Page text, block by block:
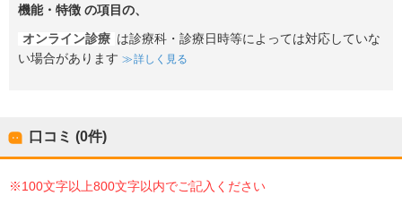
機能・特徴 の項目の、
オンライン診療 は診療科・診療日時等によっては対応していな
い場合があります
詳しく見る
口コミ (0件)
※100文字以上800文字以内でご記入ください